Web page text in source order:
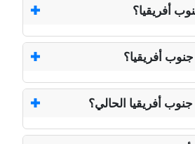
أفريقيا؟
أفريقيا؟
أفريقيا الحالي؟